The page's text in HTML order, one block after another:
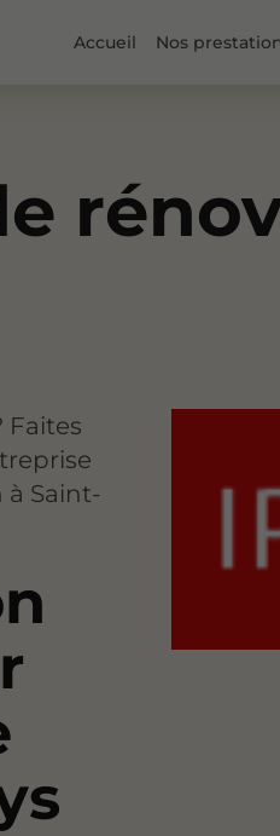
Accueil Nos
Faites
Saint-